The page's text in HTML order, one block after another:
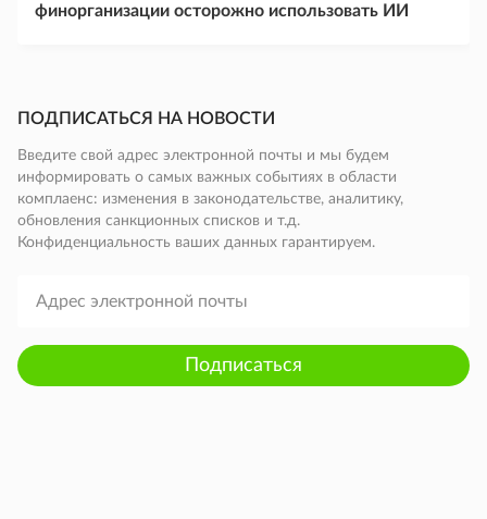
финорганизации осторожно использовать ИИ
ПОДПИСАТЬСЯ НА НОВОСТИ
Введите свой адрес электронной почты и мы будем
информировать о самых важных событиях в области
комплаенс: изменения в законодательстве, аналитику,
обновления санкционных списков и т.д.
Конфиденциальность ваших данных гарантируем.
Подписаться